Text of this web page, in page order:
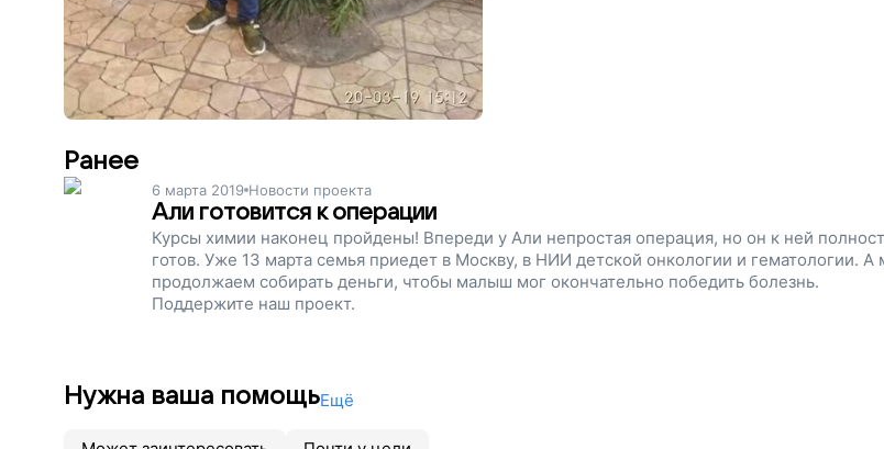
Ранее
6 марта 2019 Новости проекта
Али готовится к операции
Курсы химии наконец пройдены! Впереди у Али непростая операция, но он к ней
готов. Уже 13 марта семья приедет в Москву, в НИИ детской онкологии и гематологии. А
продолжаем собирать деньги, чтобы малыш мог окончательно победить болезнь.
Поддержите наш проект.
Нужна ваша помощьЕщё